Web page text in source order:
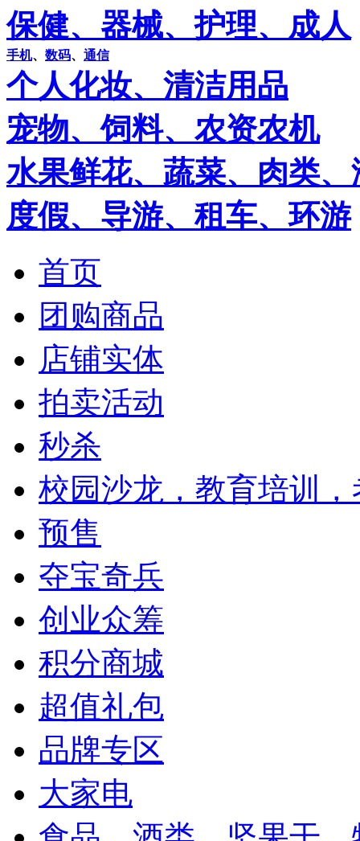
保健、器械、护理、成人
手机、 数码、 通信
个人化妆、清洁用品
宠物、饲料、农资农机
水果鲜花、蔬菜、肉类、
度假、导游、租车、环游
首页
团购商品
店铺实体
拍卖活动
秒杀
校园沙龙，教育培训，
预售
夺宝奇兵
创业众筹
积分商城
超值礼包
品牌专区
大家电